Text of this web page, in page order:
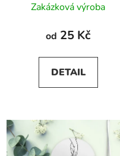
hodnocení
produktu
5,0
z
Zakázková výroba
od 25 Kč
DETAIL